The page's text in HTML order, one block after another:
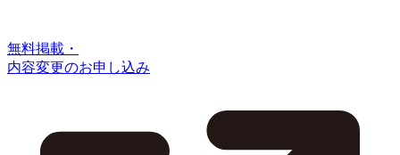
無料掲載・
内容変更のお申し込み